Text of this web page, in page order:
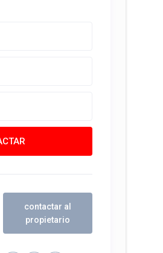
contactar al
propietario